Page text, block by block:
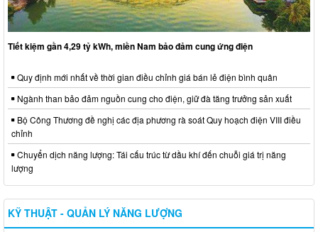
Tiết kiệm gần 4,29 tỷ kWh, miền Nam bảo đảm cung ứng điện
Quy định mới nhất về thời gian điều chỉnh giá bán lẻ điện bình quân
Ngành than bảo đảm nguồn cung cho điện, giữ đà tăng trưởng sản xuất
Bộ Công Thương đề nghị các địa phương rà soát Quy hoạch điện VIII điều
chỉnh
Chuyển dịch năng lượng: Tái cấu trúc từ dầu khí đến chuỗi giá trị năng
lượng
KỸ THUẬT - QUẢN LÝ NĂNG LƯỢNG